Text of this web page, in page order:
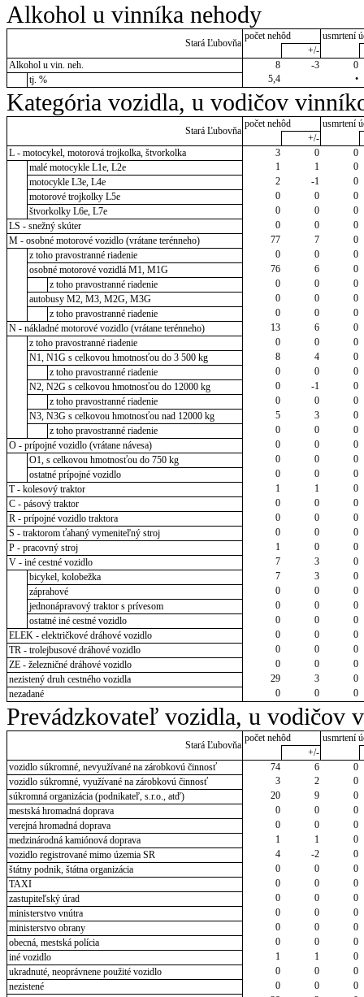
Alkohol u vinníka nehody
Stará Ľubovňa
počet nehôd
usmrtení
+/-
Alkohol u vin. neh.
8 -3
0
tj. %
5,4 •
Kategória vozidla, u vodičov
Stará Ľubovňa
počet nehôd
usmrtení
+/-
L - motocykel, motorová trojkolka, štvorkolka
3 0
0
malé motocykle L1e, L2e
1 1
0
motocykle L3e, L4e
2 -1
0
motorové trojkolky L5e
0 0
0
štvorkolky L6e, L7e
0 0
0
LS - snežný skúter
0 0
0
M - osobné motorové vozidlo (vrátane terénneho)
77 7
0
z toho pravostranné riadenie
0 0
0
osobné motorové vozidlá M1, M1G
76 6
0
z toho pravostranné riadenie
0 0
0
autobusy M2, M3, M2G, M3G
0 0
0
z toho pravostranné riadenie
0 0
0
N - nákladné motorové vozidlo (vrátane terénneho)
13 6
0
z toho pravostranné riadenie
0 0
0
N1, N1G s celkovou hmotnosťou do 3 500 kg
8 4
0
z toho pravostranné riadenie
0 0
0
N2, N2G s celkovou hmotnosťou do 12000 kg
0 -1
0
z toho pravostranné riadenie
0 0
0
N3, N3G s celkovou hmotnosťou nad 12000 kg
5 3
0
z toho pravostranné riadenie
0 0
0
O - prípojné vozidlo (vrátane návesa)
0 0
0
O1, s celkovou hmotnosťou do 750 kg
0 0
0
ostatné prípojné vozidlo
0 0
0
T - kolesový traktor
1 1
0
C - pásový traktor
0 0
0
R - prípojné vozidlo traktora
0 0
0
S - traktorom ťahaný vymeniteľný stroj
0 0
0
P - pracovný stroj
1 0
0
V - iné cestné vozidlo
7 3
0
bicykel, kolobežka
7 3
0
záprahové
0 0
0
jednonápravový traktor s prívesom
0 0
0
ostatné iné cestné vozidlo
0 0
0
ELEK - električkové dráhové vozidlo
0 0
0
TR - trolejbusové dráhové vozidlo
0 0
0
ZE - železničné dráhové vozidlo
0 0
0
nezistený druh cestného vozidla
29 3
0
nezadané
0 0 0
Prevádzkovateľ vozidla, u vodičov
Stará Ľubovňa
počet nehôd
usmrtení
+/-
vozidlo súkromné, nevyužívané na zárobkovú činnosť
74 6
0
vozidlo súkromné, využívané na zárobkovú činnosť
3 2
0
súkromná organizácia (podnikateľ, s.r.o., atď)
20 9
0
mestská hromadná doprava
0 0
0
verejná hromadná doprava
0 0
0
medzinárodná kamiónová doprava
1 1
0
vozidlo registrované mimo územia SR
4 -2
0
štátny podnik, štátna organizácia
0 0
0
TAXI
0 0
0
zastupiteľský úrad
0 0
0
ministerstvo vnútra
0 0
0
ministerstvo obrany
0 0
0
obecná, mestská polícia
0 0
0
iné vozidlo
1 1
0
ukradnuté, neoprávnene použité vozidlo
0 0
0
nezistené
0 0
0